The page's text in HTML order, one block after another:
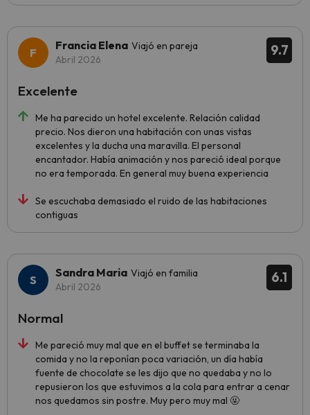
9.7
Francia Elena Viajó en pareja
Abril 2026
Me ha parecido un hotel excelente. Relación calidad
precio. Nos dieron una habitación con unas vistas
excelentes y la ducha una maravilla. El personal
encantador. Había animación y nos pareció ideal porque
no era temporada. En general muy buena experiencia
Se escuchaba demasiado el ruido de las habitaciones
contiguas
Excelente
6.1
Sandra Maria Viajó en familia
Abril 2026
Me pareció muy mal que en el buffet se terminaba la
comida y no la reponían poca variación, un día había
fuente de chocolate se les dijo que no quedaba y no lo
repusieron los que estuvimos a la cola para entrar a cenar
nos quedamos sin postre. Muy pero muy mal 🤬
Normal